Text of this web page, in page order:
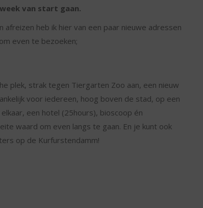
van start gaan.
heb ik hier van een paar nieuwe adressen
even te bezoeken;
plek, strak tegen Tiergarten Zoo aan, een nieuw
voor iedereen, hoog boven de stad, op een
een hotel (25hours), bioscoop én
waard om even langs te gaan. En je kunt ook
op de Kurfurstendamm!